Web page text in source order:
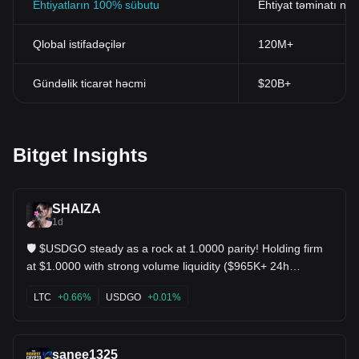
Ehtiyatların 100% sübutu Ehtiyat təminatı
Qlobal istifadəçilər 120M+
Gündəlik ticarət həcmi $20B+
Bitget Insights
SHAIZA
1d
🛡️ $USDGO steady as a rock at 1.0000 parity! Holding firm
at $1.0000 with strong volume liquidity ($965K+ 24h
solid liquidity backing and total stability for yield seekers and
LTC +0.66% USDGO +0.01%
sanee1325